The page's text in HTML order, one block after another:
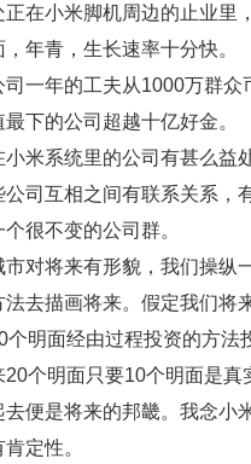
在小米脚机周边的止业里
年青，生长速率十分快。
司一年的工夫从1000万群众
下的公司超越十亿好金。
小米系统里的公司有甚么益
司互相之间有联系关系，
很不变的公司群。
对将来有形貌，我们操纵
去描画将来。假定我们将
明面经由过程投资的方法
20个明面只要10个明面是真
便是将来的邦畿。我念小
定性。